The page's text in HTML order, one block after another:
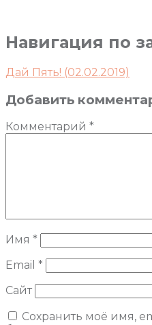
Навигация по
Дай Пять! (02.02.2019)
Добавить
Комментарий *
Имя *
Email *
Сайт
Сохранить моё имя,